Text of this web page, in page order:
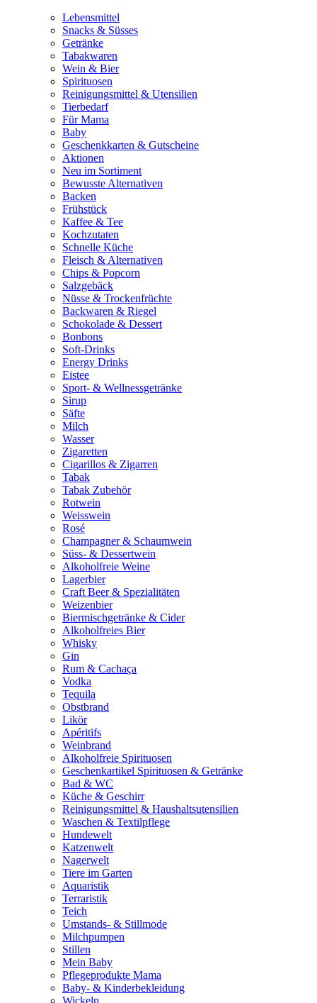
Lebensmittel
Snacks & Süsses
Getränke
Tabakwaren
Wein & Bier
Spirituosen
Reinigungsmittel & Utensilien
Tierbedarf
Für Mama
Baby
Geschenkkarten & Gutscheine
Aktionen
Neu im Sortiment
Bewusste Alternativen
Backen
Frühstück
Kaffee & Tee
Kochzutaten
Schnelle Küche
Fleisch & Alternativen
Chips & Popcorn
Salzgebäck
Nüsse & Trockenfrüchte
Backwaren & Riegel
Schokolade & Dessert
Bonbons
Soft-Drinks
Energy Drinks
Eistee
Sport- & Wellnessgetränke
Sirup
Säfte
Milch
Wasser
Zigaretten
Cigarillos & Zigarren
Tabak
Tabak Zubehör
Rotwein
Weisswein
Rosé
Champagner & Schaumwein
Süss- & Dessertwein
Alkoholfreie Weine
Lagerbier
Craft Beer & Spezialitäten
Weizenbier
Biermischgetränke & Cider
Alkoholfreies Bier
Whisky
Gin
Rum & Cachaça
Vodka
Tequila
Obstbrand
Likör
Apéritifs
Weinbrand
Alkoholfreie Spirituosen
Geschenkartikel Spirituosen & Getränke
Bad & WC
Küche & Geschirr
Reinigungsmittel & Haushaltsutensilien
Waschen & Textilpflege
Hundewelt
Katzenwelt
Nagerwelt
Tiere im Garten
Aquaristik
Terraristik
Teich
Umstands- & Stillmode
Milchpumpen
Stillen
Mein Baby
Pflegeprodukte Mama
Baby- & Kinderbekleidung
Wickeln